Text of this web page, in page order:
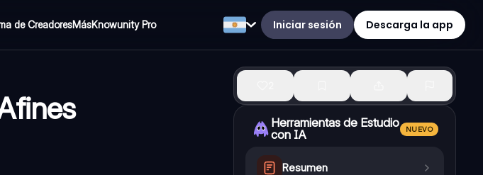
de CreadoresMásKnowunity Pro Iniciar sesión Descarga la app
Herramientas de Estudio
con IA
NUEVO
Resumen